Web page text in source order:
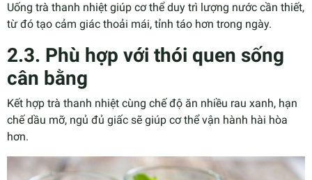
Uống trà thanh nhiệt giúp cơ thể duy trì lượng nước cần thiết,
từ đó tạo cảm giác thoải mái, tỉnh táo hơn trong ngày.
2.3. Phù hợp với thói quen sống
cân bằng
Kết hợp trà thanh nhiệt cùng chế độ ăn nhiều rau xanh, hạn
chế dầu mỡ, ngủ đủ giấc sẽ giúp cơ thể vận hành hài hòa
hơn.